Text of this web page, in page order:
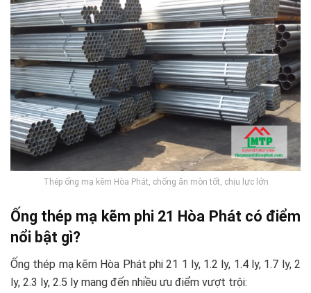
Thép ống mạ kẽm Hòa Phát, chống ăn mòn tốt, chịu lực lớn
Ống thép mạ kẽm phi 21 Hòa Phát có điểm
nổi bật gì?
Ống thép mạ kẽm Hòa Phát phi 21 1 ly, 1.2 ly, 1.4 ly, 1.7 ly, 2
ly, 2.3 ly, 2.5 ly mang đến nhiều ưu điểm vượt trội: